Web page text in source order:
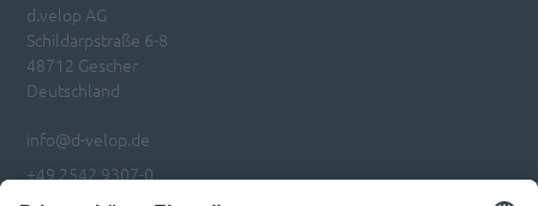
d.velop AG
Schildarpstraße 6-8
48712 Gescher
Deutschland
info@d-velop.de
+49 2542 9307-0